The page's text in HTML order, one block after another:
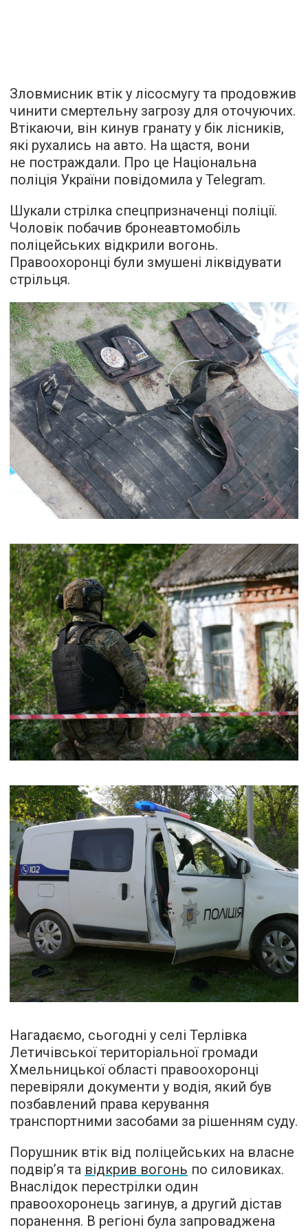
Зловмисник втік у лісосмугу та продовжив
чинити смертельну загрозу для оточуючих.
Втікаючи, він кинув гранату у бік лісників,
які рухались на авто. На щастя, вони
не постраждали. Про це Національна
поліція України повідомила у Telegram.
Шукали стрілка спецпризначенці поліції.
Чоловік побачив бронеавтомобіль
поліцейських відкрили вогонь.
Правоохоронці були змушені ліквідувати
стрільця.
Нагадаємо, сьогодні у селі Терлівка
Летичівської територіальної громади
Хмельницької області правоохоронці
перевіряли документи у водія, який був
позбавлений права керування
транспортними засобами за рішенням суду.
Порушник втік від поліцейських на власне
подвір’я та відкрив вогонь по силовиках.
Внаслідок перестрілки один
правоохоронець загинув, а другий дістав
поранення. В регіоні була запроваджена